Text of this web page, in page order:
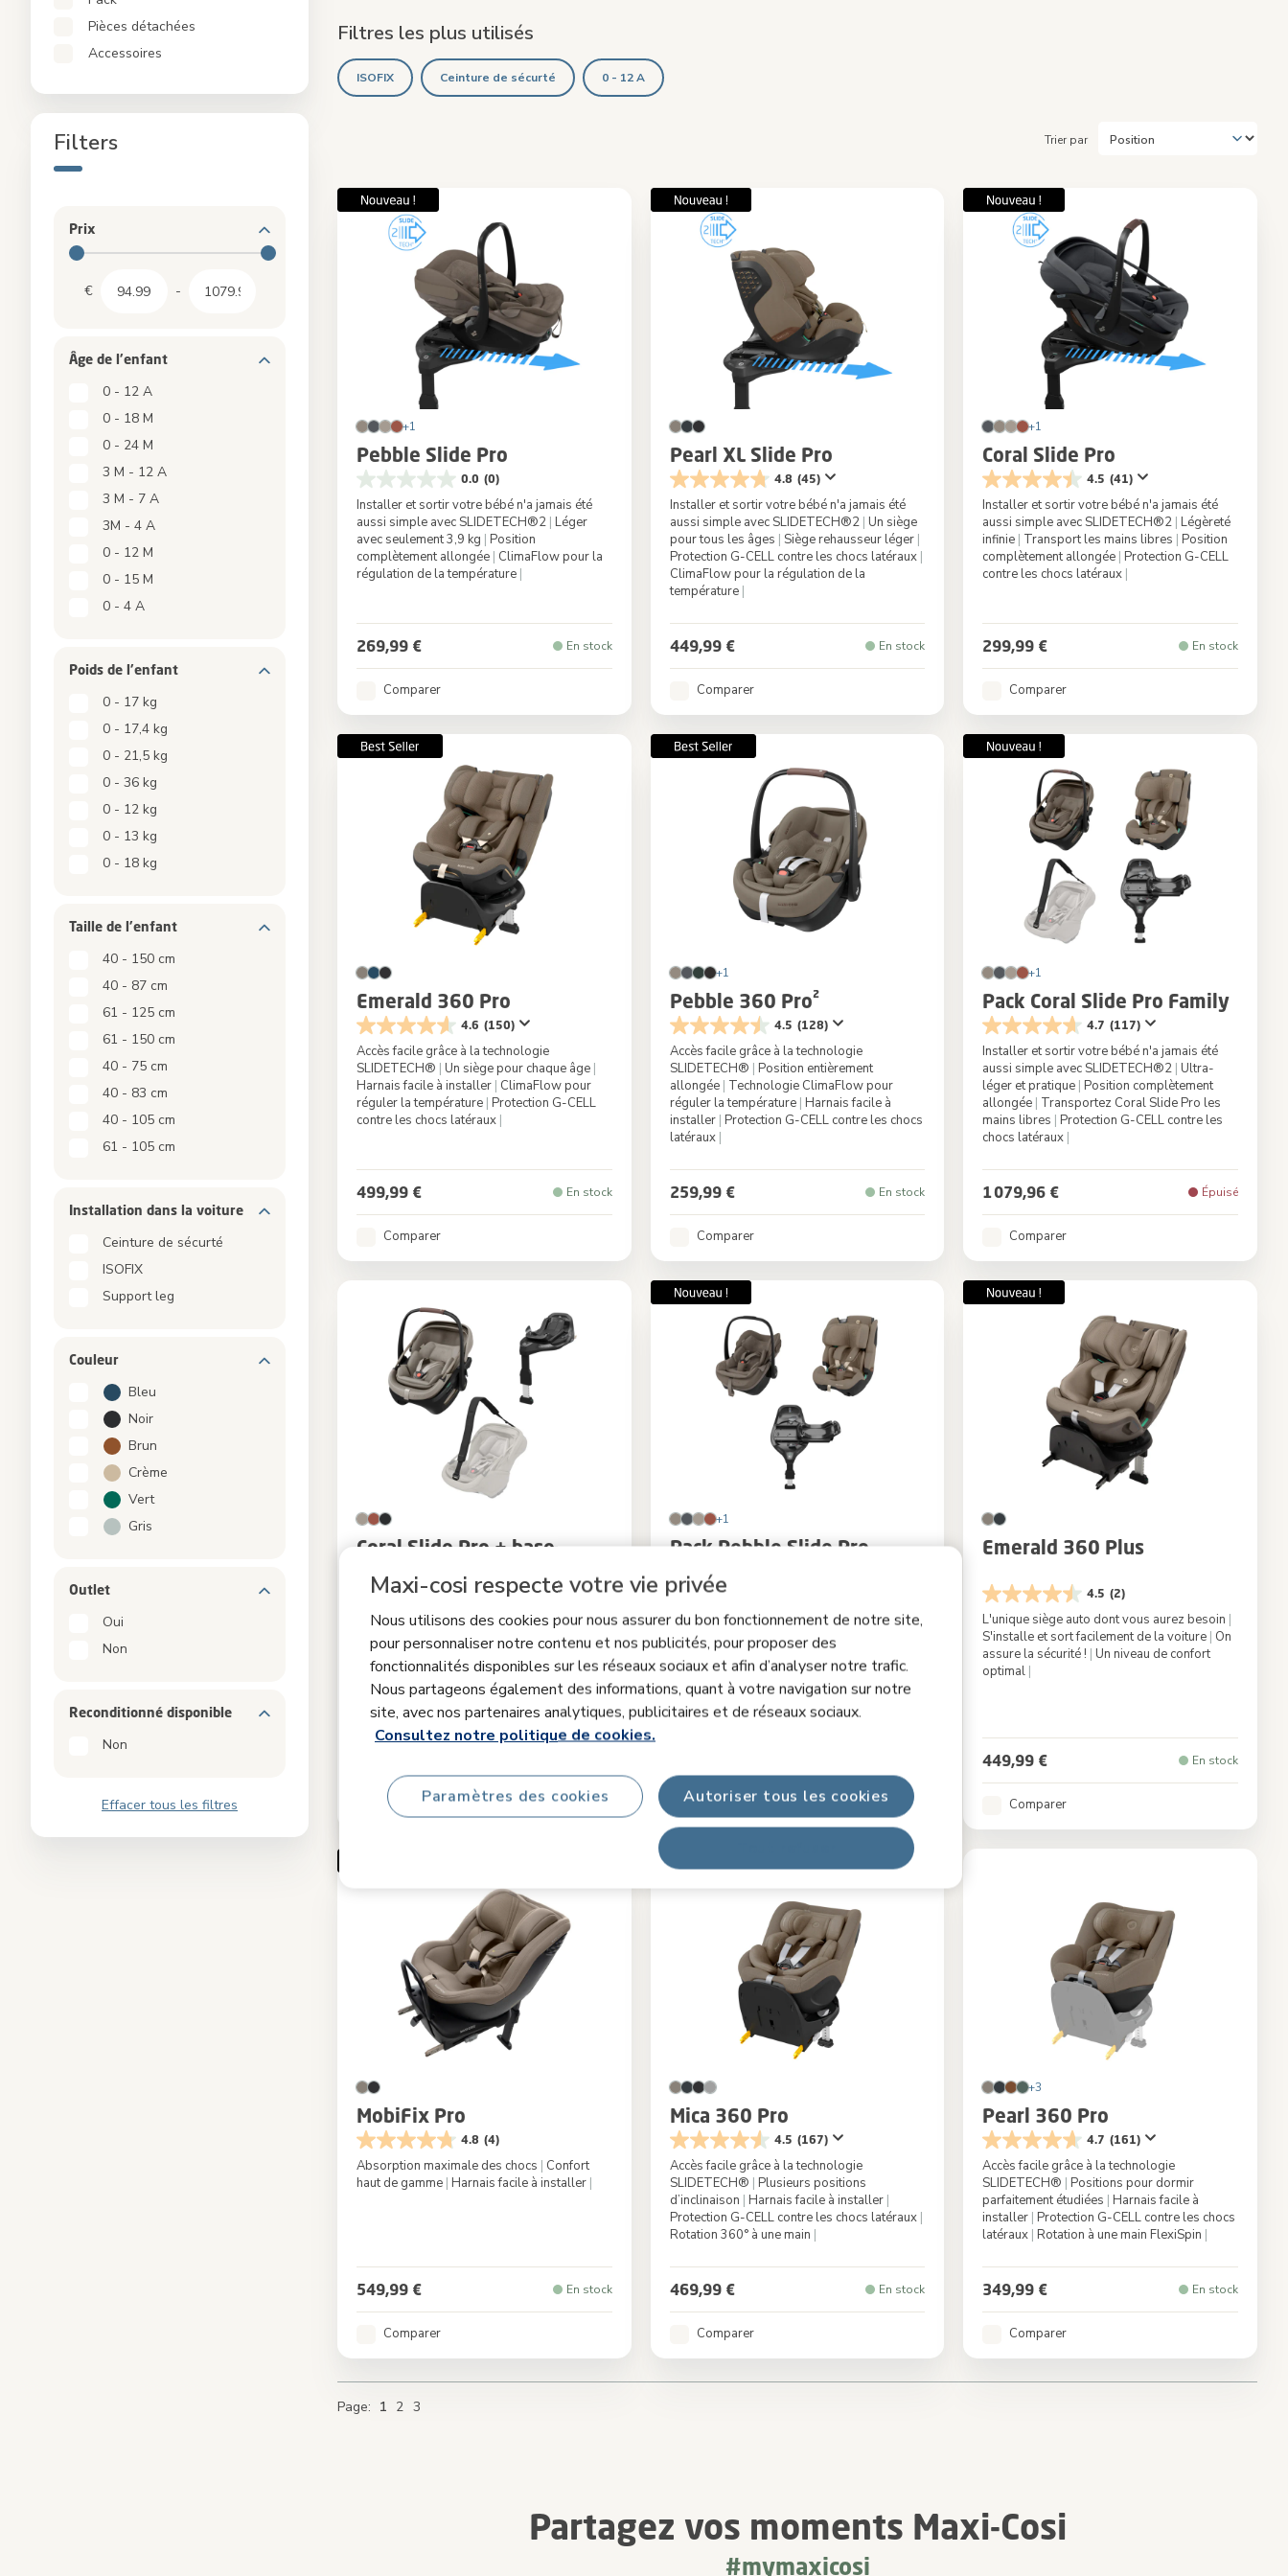
Maxi-cosi respecte votre vie privée
Nous utilisons des cookies pour nous assurer du bon fonctionnement de notre site,
pour personnaliser notre contenu et nos publicités, pour proposer des
fonctionnalités disponibles sur les réseaux sociaux et afin d’analyser notre trafic.
Nous partageons également des informations, quant à votre navigation sur notre
site, avec nos partenaires analytiques, publicitaires et de réseaux sociaux.
Consultez notre politique de cookies.
Autoriser tous les cookies
Paramètres des cookies
Baignoires pour Bébé & Matelas à Langer
Filtres les plus utilisés
ISOFIX Ceinture de sécurté 0 - 12 A
Trier par
+1
Pebble Slide Pro
0.0 (0)
Installer et sortir votre bébé n'a jamais été
aussi simple avec SLIDETECH®2 | Léger
avec seulement 3,9 kg | Position
complètement allongée | ClimaFlow pour la
régulation de la température |
269,99 € En stock
Comparer
Pearl XL Slide Pro
4.8 (45)
Installer et sortir votre bébé n'a jamais été
aussi simple avec SLIDETECH®2 | Un siège
pour tous les âges | Siège rehausseur léger |
Protection G-CELL contre les chocs latéraux |
ClimaFlow pour la régulation de la
température |
449,99 € En stock
Comparer
+1
Coral Slide Pro
4.5 (41)
Installer et sortir votre bébé n'a jamais été
aussi simple avec SLIDETECH®2 | Légèreté
infinie | Transport les mains libres | Position
complètement allongée | Protection G-CELL
contre les chocs latéraux |
299,99 € En stock
Comparer
Emerald 360 Pro
4.6 (150)
Accès facile grâce à la technologie
SLIDETECH® | Un siège pour chaque âge |
Harnais facile à installer | ClimaFlow pour
réguler la température | Protection G-CELL
contre les chocs latéraux |
499,99 € En stock
Comparer
+1
Pebble 360 Pro²
4.5 (128)
Accès facile grâce à la technologie
SLIDETECH® | Position entièrement
allongée | Technologie ClimaFlow pour
réguler la température | Harnais facile à
installer | Protection G-CELL contre les chocs
latéraux |
259,99 € En stock
Comparer
+1
Pack Coral Slide Pro Family
4.7 (117)
Installer et sortir votre bébé n'a jamais été
aussi simple avec SLIDETECH®2 | Ultra-
léger et pratique | Position complètement
allongée | Transportez Coral Slide Pro les
mains libres | Protection G-CELL contre les
chocs latéraux |
1 079,96 € Épuisé
Comparer
Coral Slide Pro + base
sangle de transport
4.6 (79)
Légèreté infinie|Position complètement
allongée| Installer et sortir votre bébé n'a
jamais été aussi simple avec SLIDETECH®2|
Protection G-CELL contre les chocs latéraux|
Transport les mains libres|
Couleur Sapphire Sand
Comparer
+1
Pack Pebble Slide Pro
Family
Installer et sortir votre bébé n'a jamais été
aussi simple avec SLIDETECH®2
avec seulement 3,9 kg|Position
complètement allongée|Un siège pour tous
les âges|ClimaFlow pour la régulation de la
température|
Comparer
Emerald 360 Plus
4.5 (2)
L'unique siège auto dont vous aurez besoin |
S'installe et sort facilement de la voiture | On
assure la sécurité ! | Un niveau de confort
optimal |
449,99 € En stock
Comparer
MobiFix Pro
4.8 (4)
Absorption maximale des chocs | Confort
haut de gamme | Harnais facile à installer |
549,99 € En stock
Comparer
Mica 360 Pro
4.5 (167)
Accès facile grâce à la technologie
SLIDETECH® | Plusieurs positions
d’inclinaison | Harnais facile à installer |
Protection G-CELL contre les chocs latéraux |
Rotation 360° à une main |
469,99 € En stock
Comparer
+3
Pearl 360 Pro
4.7 (161)
Accès facile grâce à la technologie
SLIDETECH® | Positions pour dormir
parfaitement étudiées | Harnais facile à
installer | Protection G-CELL contre les chocs
latéraux | Rotation à une main FlexiSpin |
349,99 € En stock
Comparer
Page You're currently reading page
1 Page
2 Page
3
Partagez vos moments Maxi-Cosi
#mymaxicosi
Pièces détachées
Accessoires
Filters
Prix
€ -
Âge de l'enfant​​
0 - 12 A
0 - 18 M
0 - 24 M
3 M - 12 A
3 M - 7 A
3M - 4 A
0 - 12 M
0 - 15 M
0 - 4 A
Poids de l'enfant
0 - 17 kg
0 - 17,4 kg
0 - 21,5 kg
0 - 36 kg
0 - 12 kg
0 - 13 kg
0 - 18 kg
Taille de l'enfant​​
40 - 150 cm
40 - 87 cm
61 - 125 cm
61 - 150 cm
40 - 75 cm
40 - 83 cm
40 - 105 cm
61 - 105 cm
Installation dans la voiture
Ceinture de sécurté
ISOFIX
Support leg
Couleur
Bleu
Noir
Brun
Crème
Vert
Gris
Outlet
Oui
Non
Reconditionné disponible
Non
Effacer tous les filtres